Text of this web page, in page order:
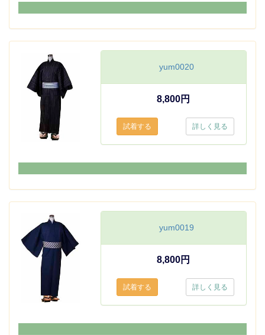
yum0020
8,800円
詳しく見る
yum0019
8,800円
詳しく見る